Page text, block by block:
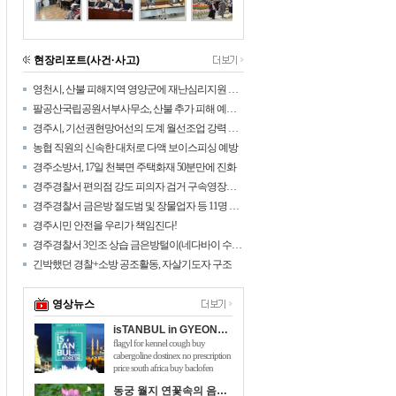
현장리포트(사건·사고)
영천시, 산불 피해지역 영양군에 재난심리지원 나섰다!
팔공산국립공원서부사무소, 산불 추가 피해 예방을 위해 탐방로 통제구간 확대
경주시, 기선권현망어선의 도계 월선조업 강력 대응
농협 직원의 신속한 대처로 다액 보이스피싱 예방
경주소방서, 17일 천북면 주택화재 50분만에 진화
경주경찰서 편의점 강도 피의자 검거 구속영장신청
경주경찰서 금은방 절도범 및 장물업자 등 11명 검거
경주시민 안전을 우리가 책임진다!
경주경찰서 3인조 상습 금은방털이(네다바이 수법) 검거
긴박했던 경찰+소방 공조활동, 자살기도자 구조
영상뉴스
isTANBUL in GYEONGJU
flagyl for kennel cough buy
cabergoline dostinex no prescription
price south africa buy baclofen
viagra hurt me flomaxtra
동궁 월지 연꽃속의 음악회 관광객 호응 높아